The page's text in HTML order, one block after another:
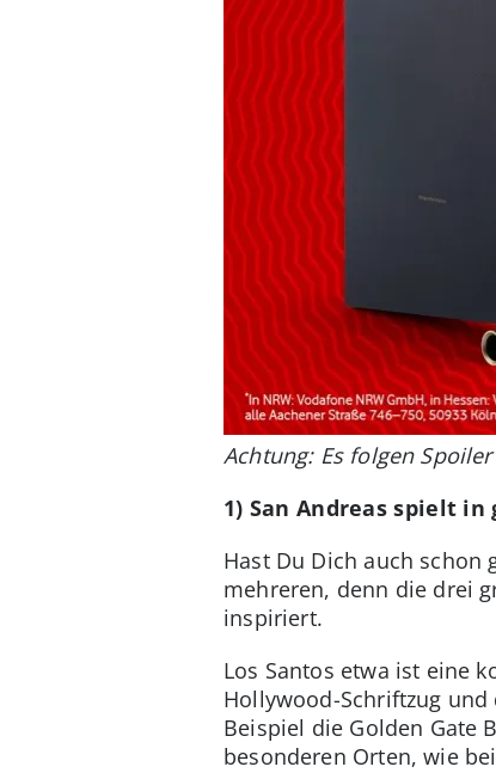
Achtung: Es folgen
1) San Andreas spielt
Hast Du Dich auch schon
mehreren, denn die drei
inspiriert.
Los Santos etwa ist eine
Hollywood-Schriftzug und
Beispiel die Golden Gate
besonderen Orten, wie